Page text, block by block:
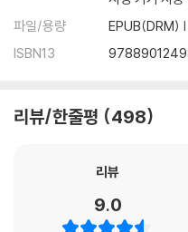
파일/용량
EPUB(DRM)
ISBN13
리뷰/한줄평 498
리뷰
9.0